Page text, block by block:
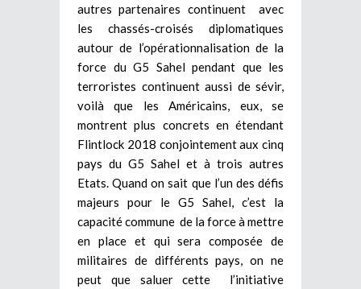
autres partenaires continuent avec
les chassés-croisés diplomatiques
autour de l’opérationnalisation de la
force du G5 Sahel pendant que les
terroristes continuent aussi de sévir,
voilà que les Américains, eux, se
montrent plus concrets en étendant
Flintlock 2018 conjointement aux cinq
pays du G5 Sahel et à trois autres
Etats. Quand on sait que l’un des défis
majeurs pour le G5 Sahel, c’est la
capacité commune de la force à mettre
en place et qui sera composée de
militaires de différents pays, on ne
peut que saluer cette l’initiative